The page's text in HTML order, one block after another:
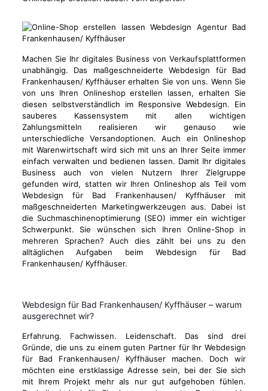
Machen Sie Ihr digitales Business von Verkaufsplattformen
unabhängig. Das maßgeschneiderte Webdesign für Bad
Frankenhausen/ Kyffhäuser erhalten Sie von uns. Wenn Sie
von uns Ihren Onlineshop erstellen lassen, erhalten Sie
diesen selbstverständlich im Responsive Webdesign. Ein
sauberes Kassensystem mit allen wichtigen
Zahlungsmitteln realisieren wir genauso wie
unterschiedliche Versandoptionen. Auch ein Onlineshop
mit Warenwirtschaft wird sich mit uns an Ihrer Seite immer
einfach verwalten und bedienen lassen. Damit Ihr digitales
Business auch von vielen Nutzern Ihrer Zielgruppe
gefunden wird, statten wir Ihren Onlineshop als Teil vom
Webdesign für Bad Frankenhausen/ Kyffhäuser mit
maßgeschneiderten Marketingwerkzeugen aus. Dabei ist
die Suchmaschinenoptimierung (SEO) immer ein wichtiger
Schwerpunkt. Sie wünschen sich Ihren Online-Shop in
mehreren Sprachen? Auch dies zählt bei uns zu den
alltäglichen Aufgaben beim Webdesign für Bad
Frankenhausen/ Kyffhäuser.
Webdesign für Bad Frankenhausen/ Kyffhäuser – warum
ausgerechnet wir?
Erfahrung. Fachwissen. Leidenschaft. Das sind drei
Gründe, die uns zu einem guten Partner für Ihr Webdesign
für Bad Frankenhausen/ Kyffhäuser machen. Doch wir
möchten eine erstklassige Adresse sein, bei der Sie sich
mit Ihrem Projekt mehr als nur gut aufgehoben fühlen.